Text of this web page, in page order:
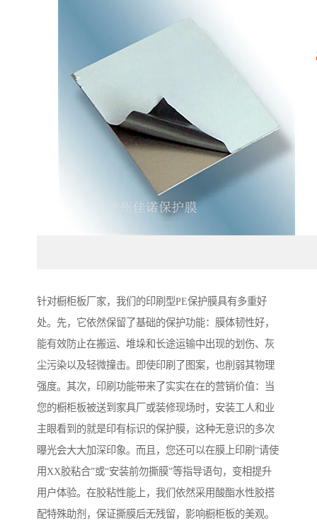
针对橱柜板厂家，我们的印刷型PE保护膜具有多重好
处。先，它依然保留了基础的保护功能：膜体韧性好，
能有效防止在搬运、堆垛和长途运输中出现的划伤、灰
尘污染以及轻微撞击。即使印刷了图案，也削弱其物理
强度。其次，印刷功能带来了实实在在的营销价值：当
您的橱柜板被送到家具厂或装修现场时，安装工人和业
主眼看到的就是印有标识的保护膜，这种无意识的多次
曝光会大大加深印象。而且，您还可以在膜上印刷“请使
用XX胶粘合”或“安装前勿撕膜”等指导语句，变相提升
用户体验。在胶粘性能上，我们依然采用酸酯水性胶搭
配特殊助剂，保证撕膜后无残留，影响橱柜板的美观。